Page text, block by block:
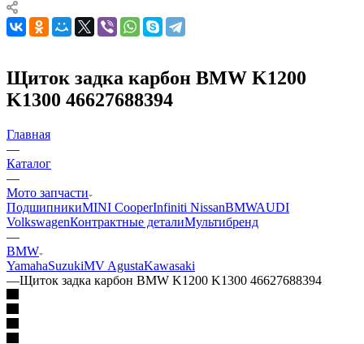
Щиток задка карбон BMW K1200
K1300 46627688394
Главная
—
Каталог
—
Мото запчасти
ПодшипникиMINI CooperInfiniti NissanBMWAUDI
VolkswagenКонтрактные деталиМультибренд
—
BMW
YamahaSuzukiMV AgustaKawasaki
—Щиток задка карбон BMW K1200 K1300 46627688394